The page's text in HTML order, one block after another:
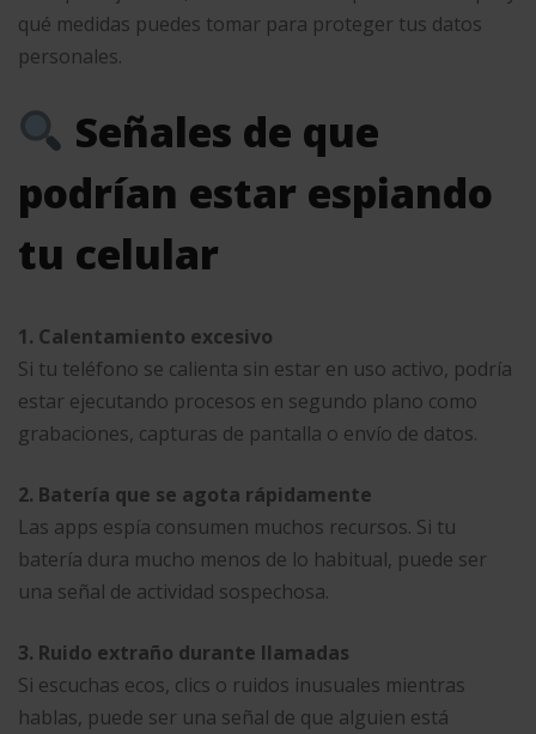
qué medidas puedes tomar para proteger tus datos
personales.
Señales de que
podrían estar espiando
tu celular
1. Calentamiento excesivo
Si tu teléfono se calienta sin estar en uso activo, podría
estar ejecutando procesos en segundo plano como
grabaciones, capturas de pantalla o envío de datos.
2. Batería que se agota rápidamente
Las apps espía consumen muchos recursos. Si tu
batería dura mucho menos de lo habitual, puede ser
una señal de actividad sospechosa.
3. Ruido extraño durante llamadas
Si escuchas ecos, clics o ruidos inusuales mientras
hablas, puede ser una señal de que alguien está